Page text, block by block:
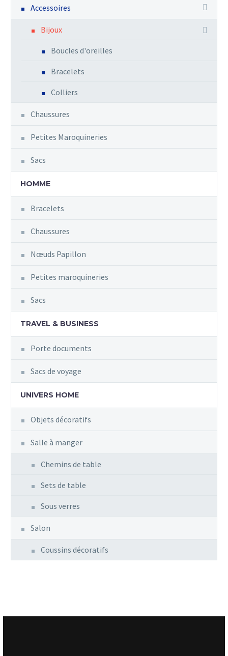
Accessoires
Bijoux
Boucles d'oreilles
Bracelets
Colliers
Chaussures
Petites Maroquineries
Sacs
HOMME
Bracelets
Chaussures
Nœuds Papillon
Petites maroquineries
Sacs
TRAVEL & BUSINESS
Porte documents
Sacs de voyage
UNIVERS HOME
Objets décoratifs
Salle à manger
Chemins de table
Sets de table
Sous verres
Salon
Coussins décoratifs